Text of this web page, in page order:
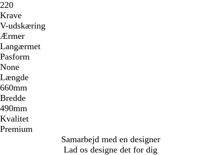
220
Krave
V-udskæring
Ærmer
Langærmet
Pasform
None
Længde
660mm
Bredde
490mm
Kvalitet
Premium
Samarbejd med en designer
Lad os designe det for dig